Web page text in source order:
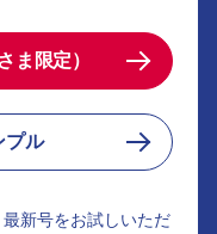
ま限定）
プル
最新号をお試しいただ